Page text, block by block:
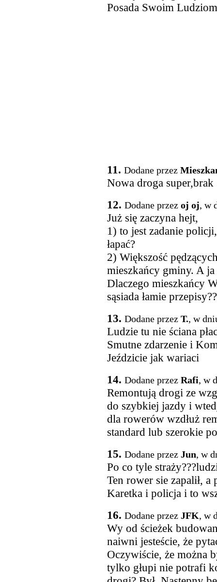
Posada Swoim
11. Dodane przez
Nowa droga super,brak
12. Dodane przez oj oj, w
Już się zaczyna hejt,
1) to jest zadanie
łapać?
2) Większość
mieszkańcy gminy. A
Dlaczego mieszkańcy
sąsiada łamie
13. Dodane przez T., w
Ludzie tu nie ściana
Smutne zdarzenie i
Jeździcie jak wariaci
14. Dodane przez Rafi, w
Remontują drogi ze
do szybkiej jazdy i
dla rowerów wzdłuż
standard lub szerokie
15. Dodane przez Jun, w
Po co tyle
Ten rower sie zapalił,
Karetka i policja i to
16. Dodane przez JFK, w
Wy od ścieżek
naiwni jesteście, że
Oczywiście, że można
tylko głupi nie potrafi